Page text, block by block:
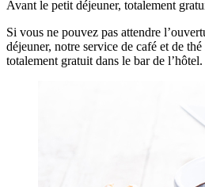
Avant le petit déjeuner, totalement
Si vous ne pouvez pas attendre
déjeuner, notre service de café et de
totalement gratuit dans le bar de l’hôtel.